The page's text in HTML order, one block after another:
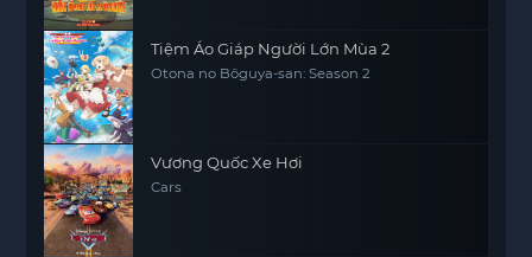
Tiệm Áo Giáp Người Lớn Mùa 2
Otona no Bōguya-san: Season 2
Vương Quốc Xe Hơi
Cars